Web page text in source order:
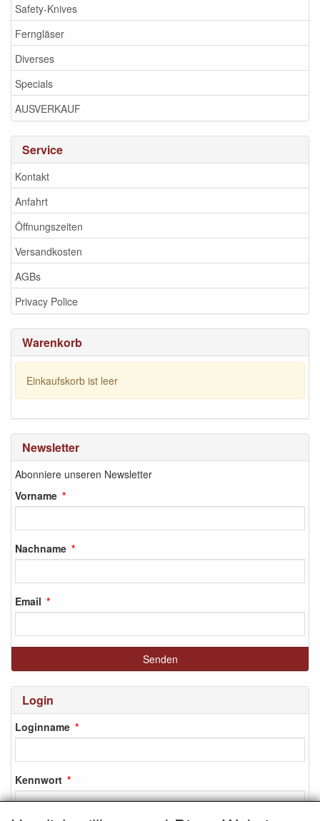
Safety-Knives
Ferngläser
Diverses
Specials
AUSVERKAUF
Service
Kontakt
Anfahrt
Öffnungszeiten
Versandkosten
AGBs
Privacy Police
Warenkorb
Einkaufskorb ist leer
Newsletter
Abonniere unseren Newsletter
Vorname
Nachname
Email
Login
Loginname
Kennwort